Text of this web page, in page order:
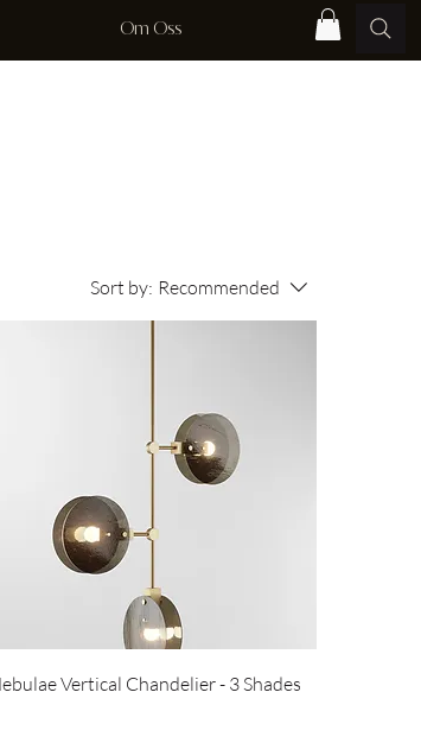
Om Oss
Sort by: Recommended
Vertical Chandelier - 3 Shades